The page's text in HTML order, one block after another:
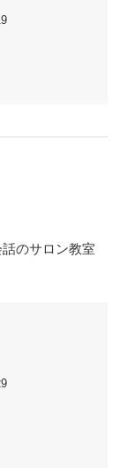
のサロン教室